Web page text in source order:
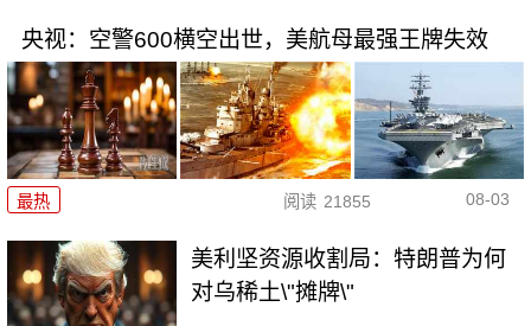
央视：空警600横空出世，美航母最强王牌失效
最热 阅读 21855 08-03
美利坚资源收割局：特朗普为何
对乌稀土\"摊牌\"